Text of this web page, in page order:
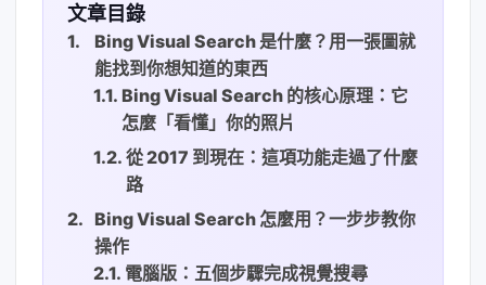
文章目錄
Bing Visual Search 是什麼？用一張圖就
能找到你想知道的東西
Bing Visual Search 的核心原理：它
怎麼「看懂」你的照片
從 2017 到現在：這項功能走過了什麼
路
Bing Visual Search 怎麼用？一步步教你
操作
電腦版：五個步驟完成視覺搜尋